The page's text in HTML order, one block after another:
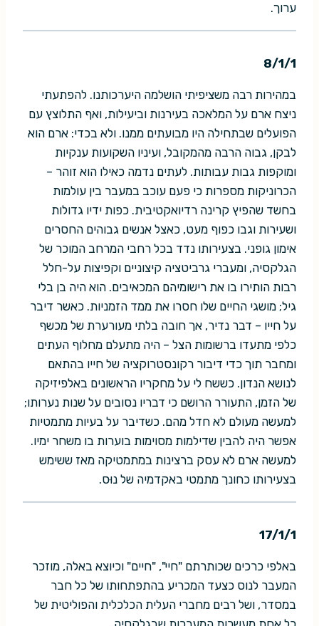
ערוך.
8/1/1
במהירות רבה משציפיתי הושלמה היערכותנו. להפתעתי
ניצח ארם על המלאכה בעירנות וביעילות, ואף התלוצץ עם
הפועלים שבתחילה היו מבועתים ממנו. ולא בכדי: ארם הוא
לבקן, גבוה הרבה מהמקובל, ועיניו השקועות ענקיות
ומוקפות גבות עבותות. לעתים נדמה כאילו הוא זוהר –
הכרוניקות מספרות כי פעם עוכב במעבר בין עולמות
בחשד שהפיץ קרינה רדיואקטיבית. כפות ידיו גדולות
ושעירות וגבו כפוף מעט, כאצל אנשים גבוהים החסרים
אימון גופני. בצעירותו נדד בכל רחבי המרחב המוכר של
הגלקסיה, ומעברי גרביטציה קיצוניים וקפיצות על-חלל
רבות הותירו בו את רישומיהם המכאיבים. הוא היה בן בלי
גיל; מושגי החיים שלו חסרו את ממד הזמניות. כאשר דיבר
על חייו – דבר נדיר, אך חובה בלתי מעורערת של מכשף
כלפי מתעדו ברשומות הצל – היה מתעלם מחלוף העתים
ומחבר תוך כדי דיבור רקונסטרוקציה של חייו בהתאם
לנושא הנדון. כששח לי על מחקריו הראשונים באלפיזיקה
של הזמן, התעורר הרושם כי דבריו נסובים על שנות נערותו;
למעשה מעולם לא חדל מהם. כשדיבר על בעיות מתמטיות
אפשר היה להבין שדילמות מסוימות בוערות בו משחר ימיו.
למעשה ארם לא עסק ברצינות במתמטיקה מאז ששימש
בצעירותו כחונך מתמטי באקדמיה של נוּס.
17/1/1
באלפי כרכים שכותרתם "חיי", "חיים" וכיוצא באלה, מוזכר
המעבר לנוס כצעד המכריע בהתפתחותו של כל חבר
במסדר, ושל רבים מחברי העלית הכלכלית והפוליטית של